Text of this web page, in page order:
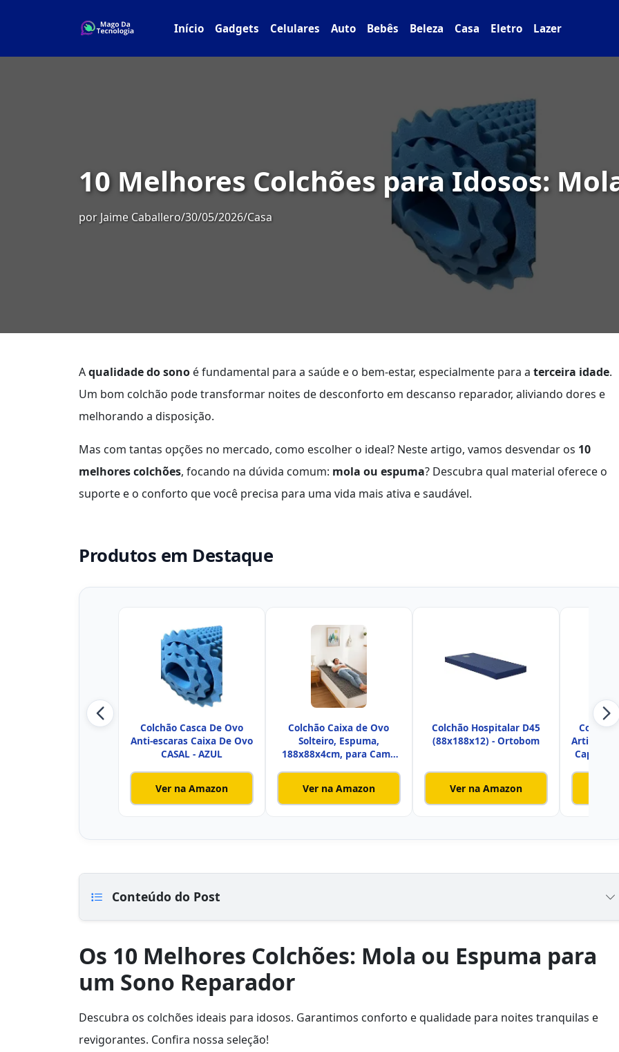
Início Gadgets Celulares Auto Bebês Beleza Casa Eletro Lazer
10 Melhores Colchões para Idosos:
por Jaime Caballero/30/05/2026/Casa
Aqualidade do sono é fundamental para a saúde e o bem-estar, especialmente para a terceira idade.
Um bom colchão pode transformar noites de desconforto em descanso reparador, aliviando dores e
melhorando a disposição.
Mas com tantas opções no mercado, como escolher o ideal? Neste artigo, vamos desvendar os 10
melhores colchões, focando na dúvida comum: mola ou espuma? Descubra qual material oferece o
suporte e o conforto que você precisa para uma vida mais ativa e saudável.
Produtos em Destaque
Colchão Casca De Ovo
Anti-escaras Caixa De Ovo
CASAL - AZUL
Ver na Amazon
Colchão Caixa de Ovo
Solteiro, Espuma,
188x88x4cm, para Cama
Ver na Amazon
Colchão Hospitalar D45
(88x188x12) - Ortobom
Ver na Amazon
Capa
Conteúdo do Post
Os 10 Melhores Colchões: Mola ou Espuma para
um Sono Reparador
Descubra os colchões ideais para idosos. Garantimos conforto e qualidade para noites tranquilas e
revigorantes. Confira nossa seleção!